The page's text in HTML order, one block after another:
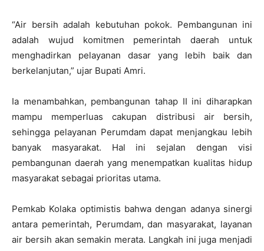
“Air bersih adalah kebutuhan pokok. Pembangunan ini
adalah wujud komitmen pemerintah daerah untuk
menghadirkan pelayanan dasar yang lebih baik dan
berkelanjutan,” ujar Bupati Amri.
Ia menambahkan, pembangunan tahap II ini diharapkan
mampu memperluas cakupan distribusi air bersih,
sehingga pelayanan Perumdam dapat menjangkau lebih
banyak masyarakat. Hal ini sejalan dengan visi
pembangunan daerah yang menempatkan kualitas hidup
masyarakat sebagai prioritas utama.
Pemkab Kolaka optimistis bahwa dengan adanya sinergi
antara pemerintah, Perumdam, dan masyarakat, layanan
air bersih akan semakin merata. Langkah ini juga menjadi